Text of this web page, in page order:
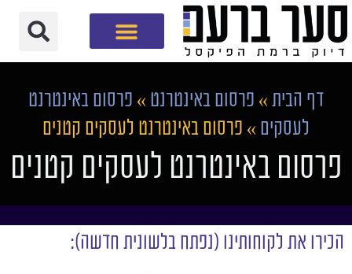
דף הבית » פרסום באינטרנט » פרסום באינטרנט
לעסקים » פרסום באינטרנט לעסקים קטנים
פרסום באינטרנט לעסקים קטנים
הכירו את לקוחותינו (נפתח בלשונית חדשה):